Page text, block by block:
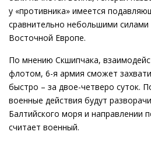
у «противника» имеется
сравнительно небольшими
Восточной Европе.
По мнению Скшипчака,
флотом, 6-я армия сможет
быстро – за двое-четверо суток.
военные действия будут
Балтийского моря и направлении
считает военный.